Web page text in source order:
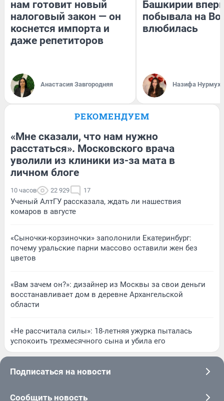
нам готовит новый
налоговый закон — он
коснется импорта и
даже репетиторов
Анастасия Завгородняя
Башкирии
побывала на
влюбилась
Назифа
РЕКОМЕНДУЕМ
«Мне сказали, что нам нужно
расстаться». Московского врача
уволили из клиники из-за мата в
личном блоге
10 часов 22 929 17
Ученый АлтГУ рассказала, ждать ли нашествия
комаров в августе
«Сыночки-корзиночки» заполонили Екатеринбург:
почему уральские парни массово оставили жен без
цветов
«Вам зачем он?»: дизайнер из Москвы за свои деньги
восстанавливает дом в деревне Архангельской
области
«Не рассчитала силы»: 18-летняя ужурка пыталась
успокоить трехмесячного сына и убила его
Подписаться на новости
Сообщить новость